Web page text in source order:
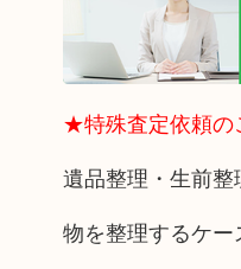
★特殊査定依頼
遺品整理・生前
物を整理するケー